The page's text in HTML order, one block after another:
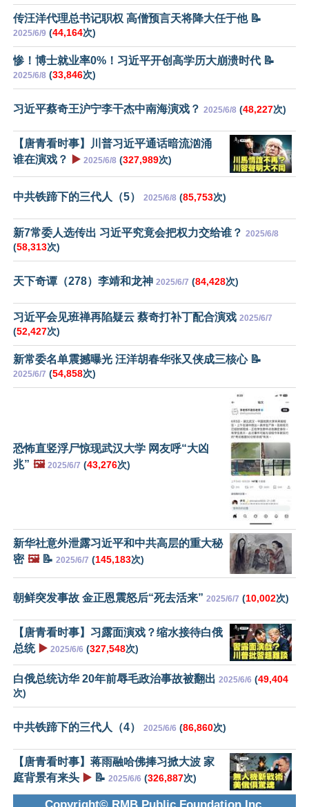
传汪洋代理总书记职权 高僧预言天将降大任于他 📝
2025/6/9 (44,164次)
惨！博士就业率0%！习近平开创高学历大崩溃时代 📝
2025/6/8 (33,846次)
习近平蔡奇王沪宁李干杰中南海演戏？ 2025/6/8 (48,227次)
【唐青看时事】川普习近平通话暗流汹涌
谁在演戏？
▶️ 2025/6/8 (327,989次)
中共铁蹄下的三代人（5） 2025/6/8 (85,753次)
新7常委人选传出 习近平究竟会把权力交给谁？ 2025/6/8
(58,313次)
天下奇谭（278）李靖和龙神 2025/6/7 (84,428次)
习近平会见班禅再陷疑云 蔡奇打补丁配合演戏 2025/6/7
(52,427次)
新常委名单震撼曝光 汪洋胡春华张又侠成三核心 📝
2025/6/7 (54,858次)
恐怖直竖浮尸惊现武汉大学 网友呼“大凶
兆” 🖼️ 2025/6/7 (43,276次)
新华社意外泄露习近平和中共高层的重大秘
密 🖼️📝 2025/6/7 (145,183次)
朝鲜突发事故 金正恩震怒后“死去活来” 2025/6/7 (10,002次)
【唐青看时事】习露面演戏？缩水接待白俄
总统 ▶️ 2025/6/6 (327,548次)
白俄总统访华 20年前辱毛政治事故被翻出 2025/6/6 (49,404
次)
中共铁蹄下的三代人（4） 2025/6/6 (86,860次)
【唐青看时事】蒋雨融哈佛捧习掀大波 家
庭背景有来头 ▶️ 📝 2025/6/6 (326,887次)